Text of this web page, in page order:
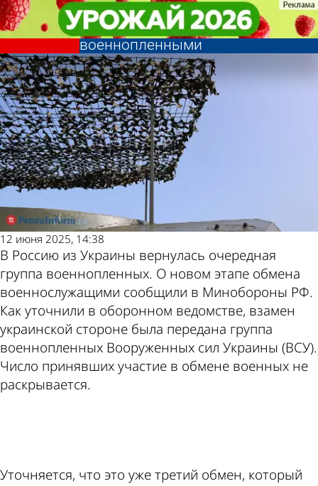
В Минобороны сообщили о
новом этапе обмена
военнопленными
В стране и
мире
12 июня 2025, 14:38
В Россию из Украины вернулась очередная
группа военнопленных. О новом этапе обмена
военнослужащими сообщили в Минобороны РФ.
Как уточнили в оборонном ведомстве, взамен
украинской стороне была передана группа
военнопленных Вооруженных сил Украины (ВСУ).
Число принявших участие в обмене военных не
раскрывается.
Уточняется, что это уже третий обмен, который
В Минобороны сообщили о
новом этапе обмена
военнопленными
В стране и
мире
Последние
новости
Погода и курсы
валют в Пензе